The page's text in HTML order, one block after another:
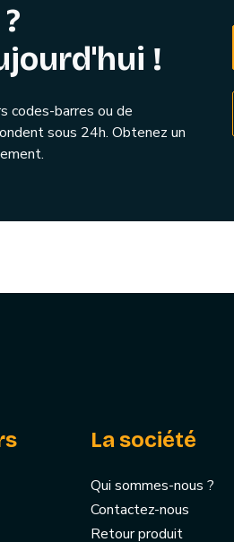
!
codes-barres ou de
sous 24h. Obtenez un
La société
Qui sommes-nous ?
Contactez-nous
Retour produit